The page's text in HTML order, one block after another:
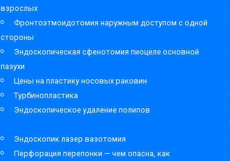
взрослых
Фронтоэтмоидотомия наружным доступом с одной
стороны
Эндоскопическая сфенотомия пиоцеле основной
пазухи
Цены на пластику носовых раковин
Турбинопластика
Эндоскопическое удаление полипов
Эндоскопик лазер вазотомия
Перфорация перепонки — чем опасна, как